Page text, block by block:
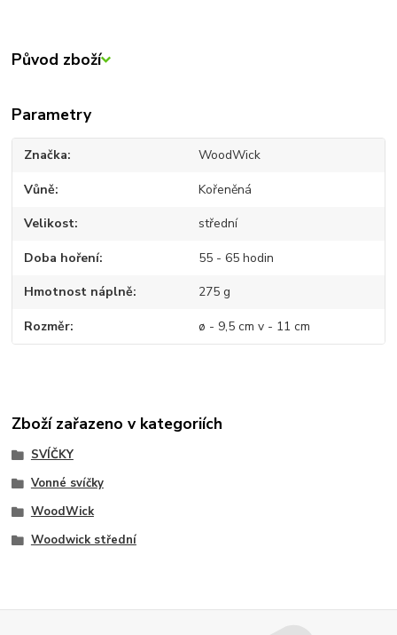
Původ zboží
Parametry
Značka WoodWick
Vůně Kořeněná
Velikost střední
Doba hoření 55 - 65 hodin
Hmotnost náplně 275 g
Rozměr ø - 9,5 cm v - 11 cm
Zboží zařazeno v kategoriích
SVÍČKY
Vonné svíčky
WoodWick
Woodwick střední